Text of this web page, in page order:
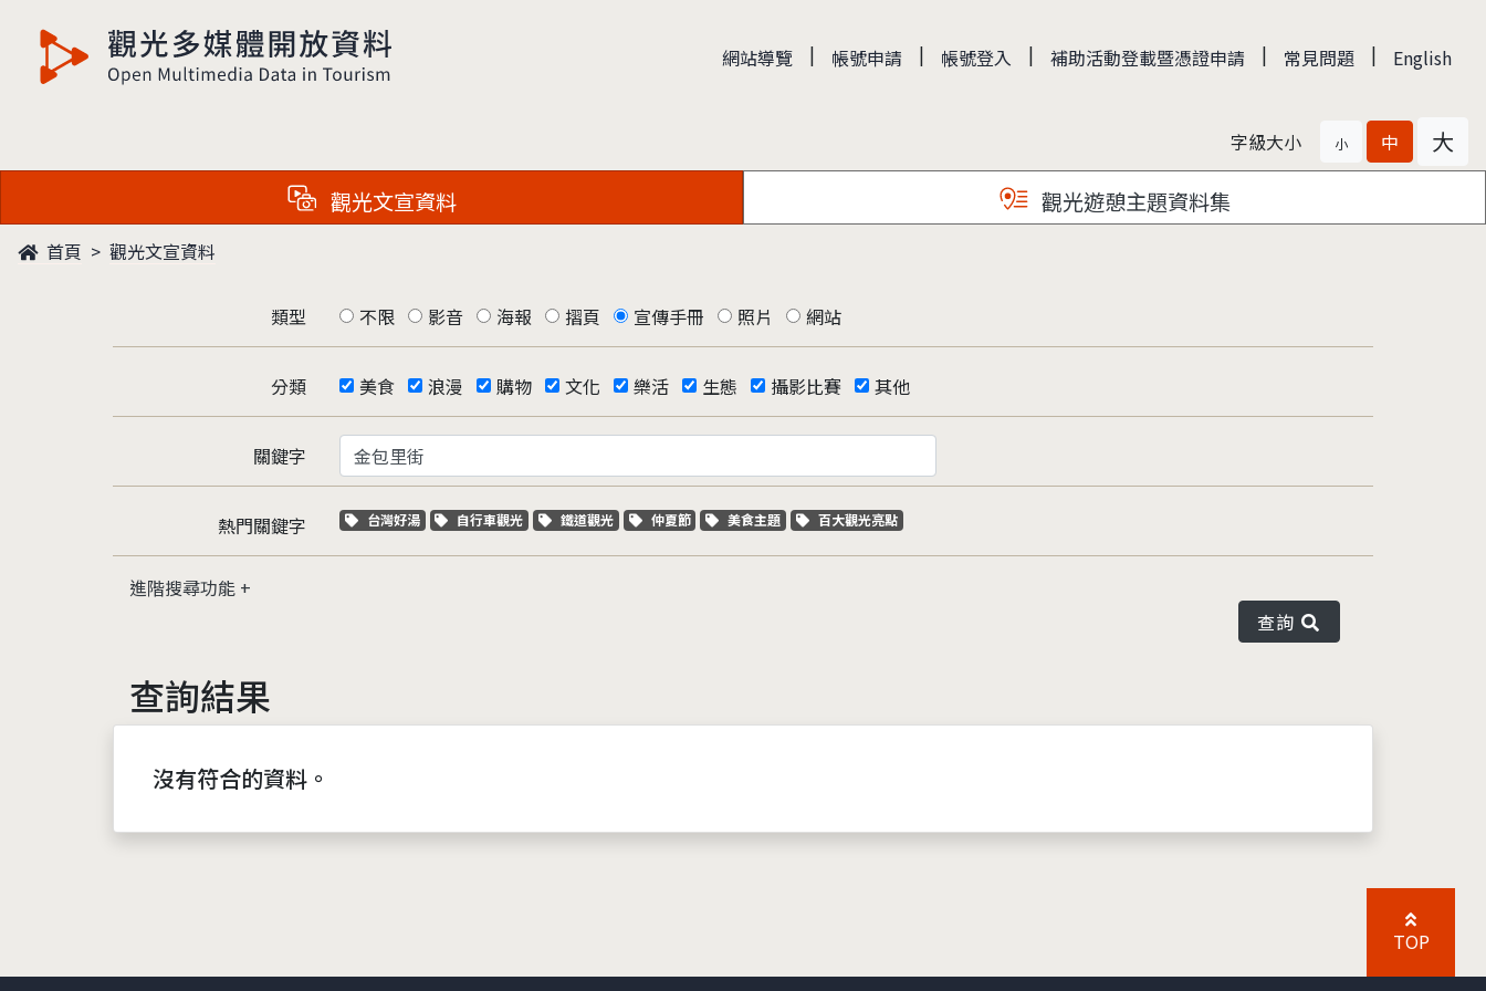
觀光多媒體開放資料 網站導覽 | 帳號申請 | 帳號登入 | 補助活動登載暨憑證申請 | 常見問題 | English
字級大小 小 中 大
觀光文宣資料 觀光遊憩主題資料集
首頁 觀光文宣資料
類型 不限 影音 海報 摺頁 宣傳手冊 照片 網站
分類 美食 浪漫 購物 文化 樂活 生態 攝影比賽 其他
關鍵字
熱門關鍵字 關鍵字標籤
台灣好湯 關鍵字標籤
自行車觀光 關鍵字標籤
鐵道觀光 關鍵字標籤
仲夏節 關鍵字標籤
美食主題 關鍵字標籤
百大觀光亮點
進階搜尋功能
查詢
查詢結果
沒有符合的資料。
TOP